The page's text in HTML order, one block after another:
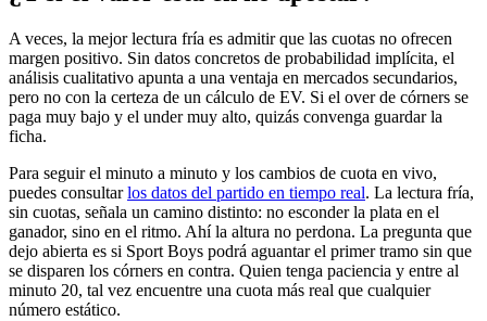
A veces, la mejor lectura fría es admitir que las cuotas no ofrecen
margen positivo. Sin datos concretos de probabilidad implícita, el
análisis cualitativo apunta a una ventaja en mercados secundarios,
pero no con la certeza de un cálculo de EV. Si el over de córners se
paga muy bajo y el under muy alto, quizás convenga guardar la
ficha.
Para seguir el minuto a minuto y los cambios de cuota en vivo,
puedes consultarlos datos del partido en tiempo real. La lectura fría,
sin cuotas, señala un camino distinto: no esconder la plata en el
ganador, sino en el ritmo. Ahí la altura no perdona. La pregunta que
dejo abierta es si Sport Boys podrá aguantar el primer tramo sin que
se disparen los córners en contra. Quien tenga paciencia y entre al
minuto 20, tal vez encuentre una cuota más real que cualquier
número estático.